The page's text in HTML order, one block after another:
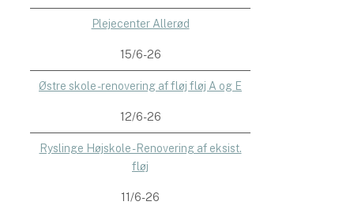
Plejecenter Allerød
15/6-26
Østre skole - renovering af fløj fløj A og E
12/6-26
Ryslinge Højskole - Renovering af eksist.
fløj
11/6-26